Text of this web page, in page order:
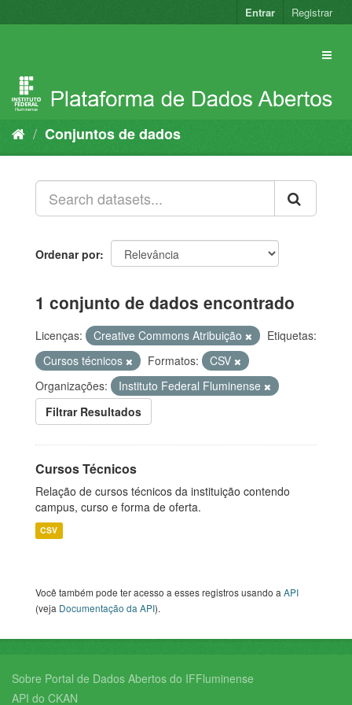
para
Entrar Registrar
Conjuntos de dados
Ordenar por
1 conjunto de dados encontrado
Licenças: Creative Commons Atribuição
Etiquetas:
Cursos técnicos
Formatos:
CSV
Organizações:
Instituto Federal Fluminense
Filtrar Resultados
Cursos Técnicos
Relação de cursos técnicos da instituição contendo
campus, curso e forma de oferta.
CSV
Você também pode ter acesso a esses registros usando aAPI
(veja Documentação da API).
Sobre Portal de Dados Abertos do IFFluminense
API do CKAN